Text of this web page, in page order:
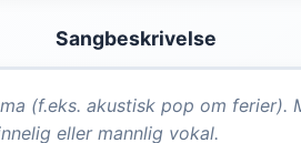
Sangbeskrivelse